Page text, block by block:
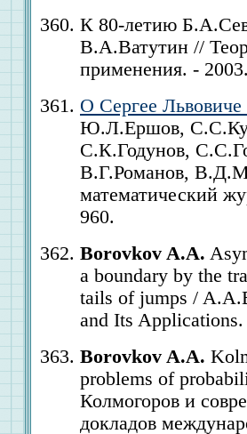
К 80-летию
В.А.Ватутин //
применения. -
О Сергее Львовиче
Ю.Л.Ершов,
С.К.Годунов,
В.Г.Романов,
математический
960.
Borovkov A.A.
a boundary by the
tails of jumps /
and Its
Borovkov A.A.
problems of
Колмогоров и
докладов